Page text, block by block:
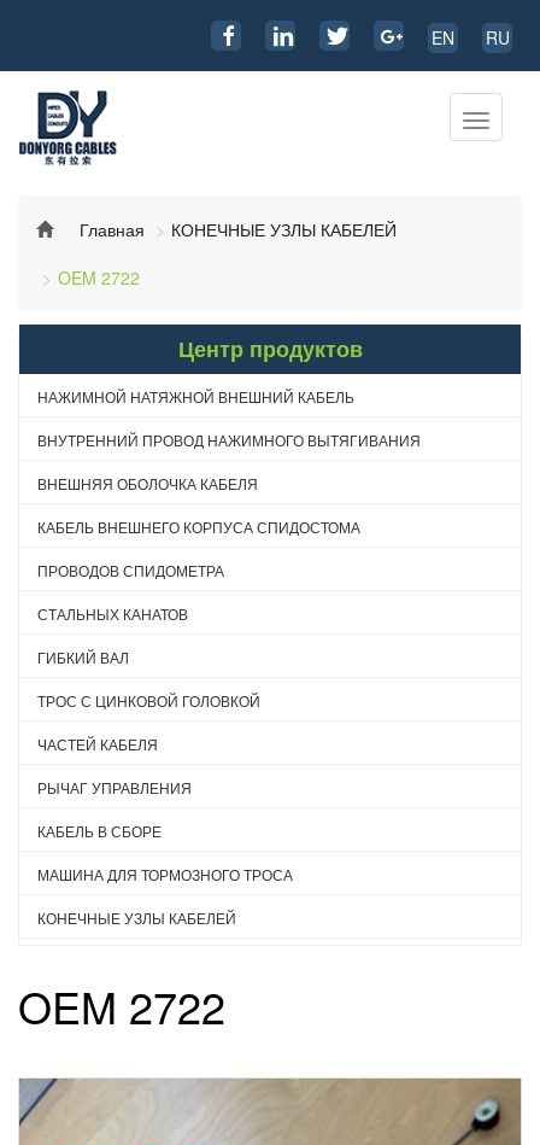
EN RU
Главная
КОНЕЧНЫЕ УЗЛЫ КАБЕЛЕЙ
OEM 2722
Центр продуктов
НАЖИМНОЙ НАТЯЖНОЙ ВНЕШНИЙ КАБЕЛЬ
ВНУТРЕННИЙ ПРОВОД НАЖИМНОГО ВЫТЯГИВАНИЯ
ВНЕШНЯЯ ОБОЛОЧКА КАБЕЛЯ
КАБЕЛЬ ВНЕШНЕГО КОРПУСА СПИДОСТОМА
ПРОВОДОВ СПИДОМЕТРА
СТАЛЬНЫХ КАНАТОВ
ГИБКИЙ ВАЛ
ТРОС С ЦИНКОВОЙ ГОЛОВКОЙ
ЧАСТЕЙ КАБЕЛЯ
РЫЧАГ УПРАВЛЕНИЯ
КАБЕЛЬ В СБОРЕ
МАШИНА ДЛЯ ТОРМОЗНОГО ТРОСА
КОНЕЧНЫЕ УЗЛЫ КАБЕЛЕЙ
OEM 2722